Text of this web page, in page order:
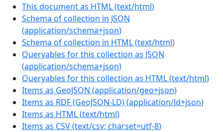
This document as HTML(text/html)
Schema of collection in JSON
(application/schema+json)
Schema of collection in HTML(text/html)
Queryables for this collection as JSON
(application/schema+json)
Queryables for this collection as HTML(text/html)
Items as GeoJSON (application/geo+json)
Items as RDF (GeoJSON-LD)(application/ld+json)
Items as HTML(text/html)
Items as CSV(text/csv; charset=utf-8)